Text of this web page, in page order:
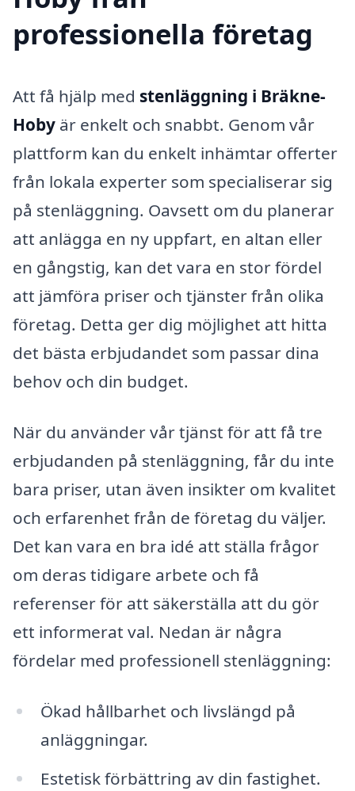
professionella företag
Att få hjälp med stenläggning i Bräkne-
Hoby är enkelt och snabbt. Genom vår
plattform kan du enkelt inhämtar offerter
från lokala experter som specialiserar sig
på stenläggning. Oavsett om du planerar
att anlägga en ny uppfart, en altan eller
en gångstig, kan det vara en stor fördel
att jämföra priser och tjänster från olika
företag. Detta ger dig möjlighet att hitta
det bästa erbjudandet som passar dina
behov och din budget.
När du använder vår tjänst för att få tre
erbjudanden på stenläggning, får du inte
bara priser, utan även insikter om kvalitet
och erfarenhet från de företag du väljer.
Det kan vara en bra idé att ställa frågor
om deras tidigare arbete och få
referenser för att säkerställa att du gör
ett informerat val. Nedan är några
fördelar med professionell stenläggning:
Ökad hållbarhet och livslängd på
anläggningar.
Estetisk förbättring av din fastighet.